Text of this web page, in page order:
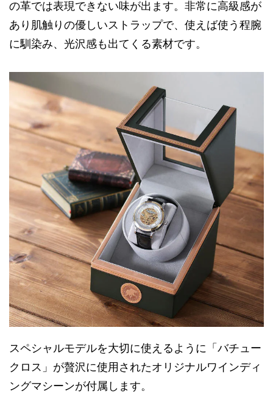
の革では表現できない味が出ます。非常に高級感が
あり肌触りの優しいストラップで、使えば使う程腕
に馴染み、光沢感も出てくる素材です。
スペシャルモデルを大切に使えるように「バチュー
クロス」が贅沢に使用されたオリジナルワインディ
ングマシーンが付属します。